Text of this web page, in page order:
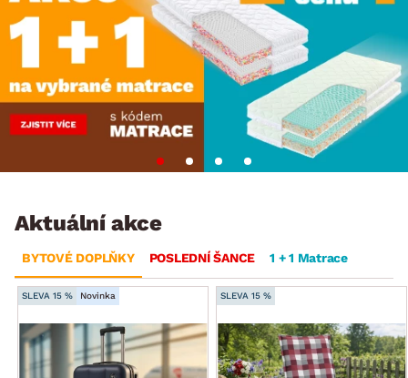
Aktuální akce
BYTOVÉ DOPLŇKY POSLEDNÍ ŠANCE 1 + 1 Matrace
SLEVA 15 % Novinka SLEVA 15 %